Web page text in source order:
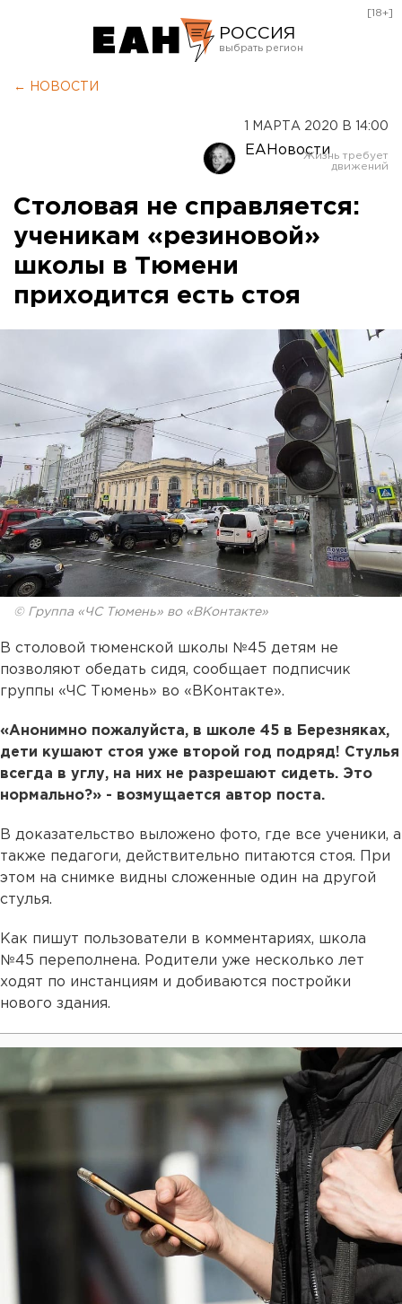
РОССИЯ
Оренбург
[18+]
← НОВОСТИ
1 МАРТА 2020 В 14:00
ЕАНовости
Столовая не справляется:
ученикам «резиновой»
школы в Тюмени
приходится есть стоя
© Группа «ЧС Тюмень» во «ВКонтакте»
В столовой тюменской школы №45 детям не
позволяют обедать сидя, сообщает подписчик
группы «ЧС Тюмень» во «ВКонтакте».
«Анонимно пожалуйста, в школе 45 в Березняках,
дети кушают стоя уже второй год подряд! Стулья
всегда в углу, на них не разрешают сидеть. Это
нормально?» - возмущается автор поста.
В доказательство выложено фото, где все ученики, а
также педагоги, действительно питаются стоя. При
этом на снимке видны сложенные один на другой
стулья.
Как пишут пользователи в комментариях, школа
№45 переполнена. Родители уже несколько лет
ходят по инстанциям и добиваются постройки
нового здания.